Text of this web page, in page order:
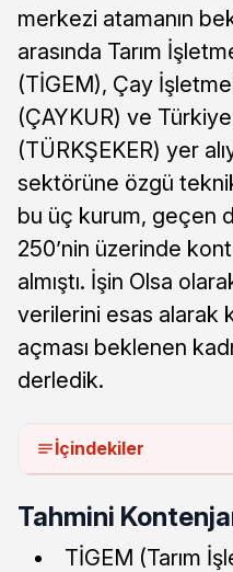
merkezi atamanın
arasında Tarım
(TİGEM), Çay
(ÇAYKUR) ve
(TÜRKŞEKER) yer
sektörüne özgü
bu üç kurum, geçen
250’nin üzerinde
almıştı. İşin Olsa
verilerini esas alarak
açması beklenen
derledik.
İçindekiler
Tahmini
TİGEM (Tarım